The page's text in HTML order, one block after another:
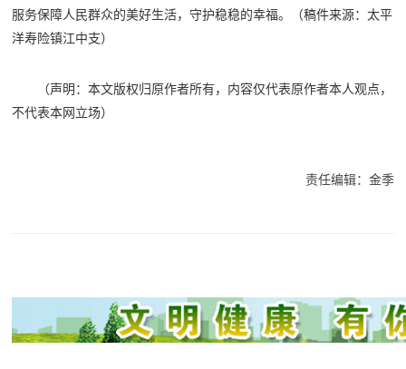
服务保障人民群众的美好生活，守护稳稳的幸福。
（稿件来源：太平
洋寿险镇江中支）
（声明：本文版权归原作者所有，内容仅代表原作者本人观点，
不代表本网立场）
责任编辑：金季